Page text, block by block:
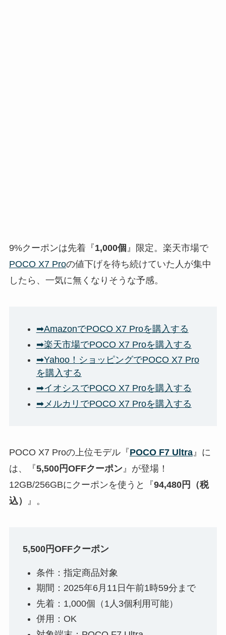
9%クーポンは先着『1,000個 』限定。楽天市場で
POCO X7 Proの値下げを待ち続けていた人が集中
したら、一気に無くなりそうな予感。
➡AmazonでPOCO X7 Proを購入する
➡楽天市場でPOCO X7 Proを購入する
➡Yahoo！ショッピングでPOCO X7 Pro
を購入する
➡イオシスでPOCO X7 Proを購入する
➡メルカリでPOCO X7 Proを購入する
POCO X7 Proの上位モデル『POCO F7 Ultra』に
は、『5,500円OFFクーポン』が登場！
12GB/256GBにクーポンを使うと『94,480円（税
込）
』。
5,500円OFFクーポン
条件：指定商品対象
期間：2025年6月11日午前1時59分まで
先着：1,000個（1人3個利用可能）
併用：OK